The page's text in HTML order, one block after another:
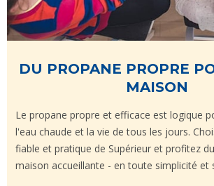
DU PROPANE PROPRE
MAISON
Le propane propre et efficace est logique
l'eau chaude et la vie de tous les jours.
fiable et pratique de Supérieur et profitez
maison accueillante - en toute simplicité et